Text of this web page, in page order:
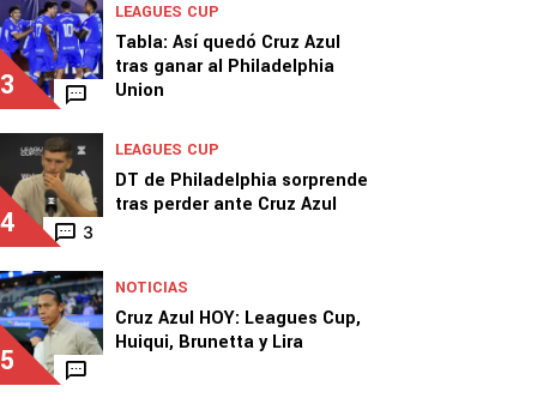
3
LEAGUES CUP
Tabla: Así quedó Cruz Azul
tras ganar al Philadelphia
Union
4 3
LEAGUES CUP
DT de Philadelphia sorprende
tras perder ante Cruz Azul
5
NOTICIAS
Cruz Azul HOY: Leagues Cup,
Huiqui, Brunetta y Lira